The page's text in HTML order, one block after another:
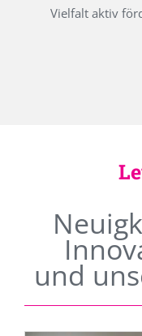
Vielfalt aktiv
und